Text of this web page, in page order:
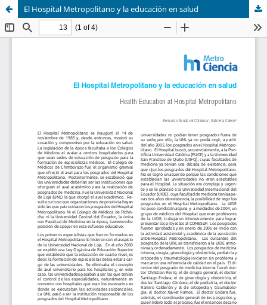
El Hospital Metropolitano y la educación en salud